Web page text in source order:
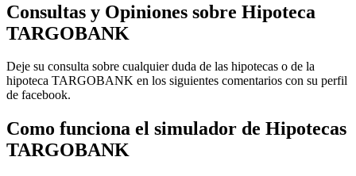
Consultas y Opiniones sobre Hipoteca
TARGOBANK
Deje su consulta sobre cualquier duda de las hipotecas o de la
hipoteca TARGOBANK en los siguientes comentarios con su perfil
de facebook.
Como funciona el simulador de Hipotecas
TARGOBANK